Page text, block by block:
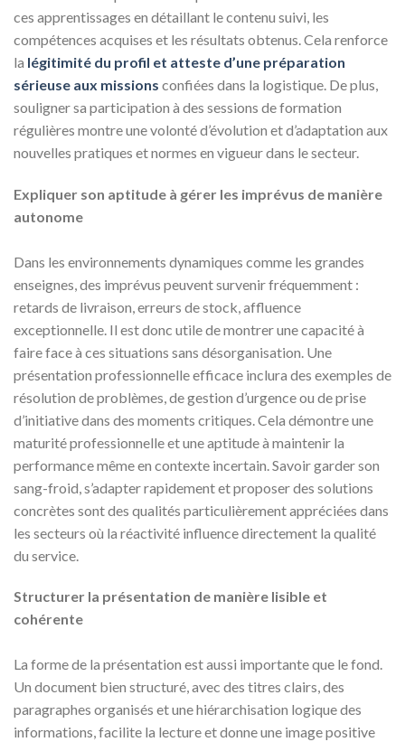
ces apprentissages en détaillant le contenu suivi, les
compétences acquises et les résultats obtenus. Cela renforce
la légitimité du profil et atteste d’une préparation
sérieuse aux missions confiées dans la logistique. De plus,
souligner sa participation à des sessions de formation
régulières montre une volonté d’évolution et d’adaptation aux
nouvelles pratiques et normes en vigueur dans le secteur.
Expliquer son aptitude à gérer les imprévus de manière
autonome
Dans les environnements dynamiques comme les grandes
enseignes, des imprévus peuvent survenir fréquemment :
retards de livraison, erreurs de stock, affluence
exceptionnelle. Il est donc utile de montrer une capacité à
faire face à ces situations sans désorganisation. Une
présentation professionnelle efficace inclura des exemples de
résolution de problèmes, de gestion d’urgence ou de prise
d’initiative dans des moments critiques. Cela démontre une
maturité professionnelle et une aptitude à maintenir la
performance même en contexte incertain. Savoir garder son
sang-froid, s’adapter rapidement et proposer des solutions
concrètes sont des qualités particulièrement appréciées dans
les secteurs où la réactivité influence directement la qualité
du service.
Structurer la présentation de manière lisible et
cohérente
La forme de la présentation est aussi importante que le fond.
Un document bien structuré, avec des titres clairs, des
paragraphes organisés et une hiérarchisation logique des
informations, facilite la lecture et donne une image positive